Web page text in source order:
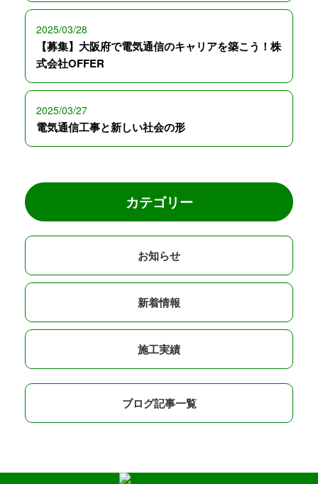
2025/03/28
【募集】大阪府で電気通信のキャリアを築こう！株
式会社OFFER
2025/03/27
電気通信工事と新しい社会の形
カテゴリー
お知らせ
新着情報
施工実績
ブログ記事一覧